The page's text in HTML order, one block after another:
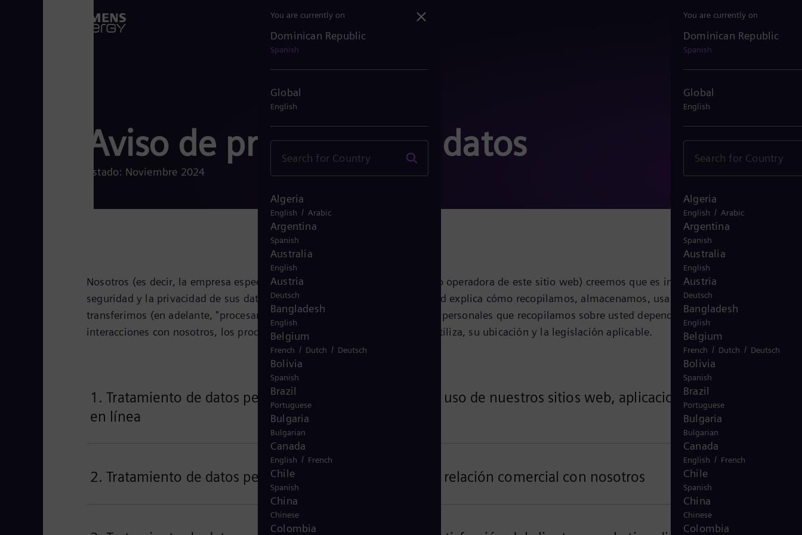
Dominican Republic
You are currently on
Dominican Republic
Spanish
Global
English
Algeria
English / Arabic
Argentina
Spanish
Australia
English
Austria
Deutsch
Bangladesh
English
Belgium
French / Dutch / Deutsch
Bolivia
Spanish
Brazil
Portuguese
Bulgaria
Bulgarian
Canada
English / French
Chile
Spanish
China
Chinese
Colombia
Aviso de privacidad de datos
Estado: Noviembre 2024
Nosotros (es decir, la empresa específica identificada en esta página como operadora de este sitio web) creemos que es importante proteger la
seguridad y la privacidad de sus datos personales. Este Aviso de Privacidad explica cómo recopilamos, almacenamos, usamos, divulgamos y
transferimos (en adelante, "procesamos") sus datos personales. Los datos personales que recopilamos sobre usted dependen del contexto de sus
interacciones con nosotros, los productos. los servicios y funciones que utiliza, su ubicación y la legislación aplicable.
1. Tratamiento de datos personales relacionados con su uso de nuestros sitios web, aplicaciones y servicios
en línea
2. Tratamiento de datos personales relacionados con su relación comercial con nosotros
You are currently on
Dominican Republic
Spanish
Global
English
Algeria
English / Arabic
Argentina
Spanish
Australia
English
Austria
Deutsch
Bangladesh
English
Belgium
French / Dutch / Deutsch
Bolivia
Spanish
Brazil
Portuguese
Bulgaria
Bulgarian
Canada
English / French
Chile
Spanish
China
Chinese
Colombia